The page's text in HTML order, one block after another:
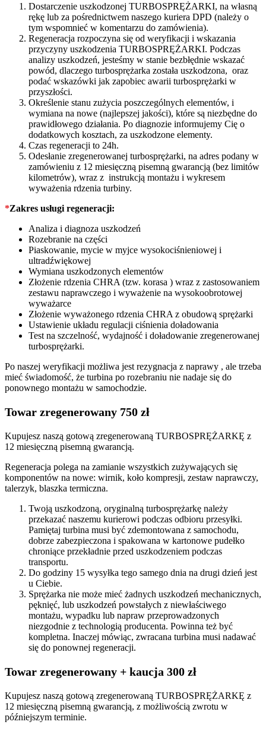
Dostarczenie uszkodzonej TURBOSPRĘŻARKI, na własną
rękę lub za pośrednictwem naszego kuriera DPD (należy o
tym wspomnieć w komentarzu do zamówienia).
Regeneracja rozpoczyna się od weryfikacji i wskazania
przyczyny uszkodzenia TURBOSPRĘŻARKI. Podczas
analizy uszkodzeń, jesteśmy w stanie bezbłędnie wskazać
powód, dlaczego turbosprężarka została uszkodzona, oraz
podać wskazówki jak zapobiec awarii turbosprężarki w
przyszłości.
Określenie stanu zużycia poszczególnych elementów, i
wymiana na nowe (najlepszej jakości), które są niezbędne do
prawidłowego działania. Po diagnozie informujemy Cię o
dodatkowych kosztach, za uszkodzone elementy.
Czas regeneracji to 24h.
Odesłanie zregenerowanej turbosprężarki, na adres podany w
zamówieniu z 12 miesięczną pisemną gwarancją (bez limitów
kilometrów), wraz z instrukcją montażu i wykresem
wyważenia rdzenia turbiny.
*Zakres usługi regeneracji:
Analiza i diagnoza uszkodzeń
Rozebranie na części
Piaskowanie, mycie w myjce wysokociśnieniowej i
ultradźwiękowej
Wymiana uszkodzonych elementów
Złożenie rdzenia CHRA (tzw. korasa ) wraz z zastosowaniem
zestawu naprawczego i wyważenie na wysokoobrotowej
wyważarce
Złożenie wyważonego rdzenia CHRA z obudową sprężarki
Ustawienie układu regulacji ciśnienia doładowania
Test na szczelność, wydajność i doładowanie zregenerowanej
turbosprężarki.
Po naszej weryfikacji możliwa jest rezygnacja z naprawy , ale trzeba
mieć świadomość, że turbina po rozebraniu nie nadaje się do
ponownego montażu w samochodzie.
Towar zregenerowany 750 zł
Kupujesz naszą gotową zregenerowaną TURBOSPRĘŻARKĘ z
12 miesięczną pisemną gwarancją.
Regeneracja polega na zamianie wszystkich zużywających się
komponentów na nowe: wirnik, koło kompresji, zestaw naprawczy,
talerzyk, blaszka termiczna.
Twoją uszkodzoną, oryginalną turbosprężarkę należy
przekazać naszemu kurierowi podczas odbioru przesyłki.
Pamiętaj turbina musi być zdemontowana z samochodu,
dobrze zabezpieczona i spakowana w kartonowe pudełko
chroniące przekładnie przed uszkodzeniem podczas
transportu.
Do godziny 15 wysyłka tego samego dnia na drugi dzień jest
u Ciebie.
Sprężarka nie może mieć żadnych uszkodzeń mechanicznych,
pęknięć, lub uszkodzeń powstałych z niewłaściwego
montażu, wypadku lub napraw przeprowadzonych
niezgodnie z technologią producenta. Powinna też być
kompletna. Inaczej mówiąc, zwracana turbina musi nadawać
się do ponownej regeneracji.
Towar zregenerowany + kaucja 300 zł
Kupujesz naszą gotową zregenerowaną TURBOSPRĘŻARKĘ z
12 miesięczną pisemną gwarancją, z możliwością zwrotu w
późniejszym terminie.